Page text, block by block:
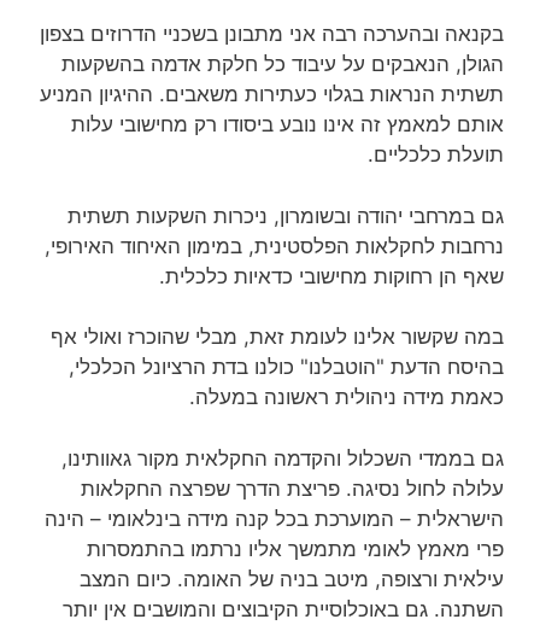
בקנאה ובהערכה רבה אני מתבונן בשכניי הדרוזים בצפון
הגולן, הנאבקים על עיבוד כל חלקת אדמה בהשקעות
תשתית הנראות בגלוי כעתירות משאבים. ההיגיון המניע
אותם למאמץ זה אינו נובע ביסודו רק מחישובי עלות
תועלת כלכליים.
גם במרחבי יהודה ובשומרון, ניכרות השקעות תשתית
נרחבות לחקלאות הפלסטינית, במימון האיחוד האירופי,
שאף הן רחוקות מחישובי כדאיות כלכלית.
במה שקשור אלינו לעומת זאת, מבלי שהוכרז ואולי אף
בהיסח הדעת "הוטבלנו" כולנו בדת הרציונל הכלכלי,
כאמת מידה ניהולית ראשונה במעלה.
גם בממדי השכלול והקדמה החקלאית מקור גאוותינו,
עלולה לחול נסיגה. פריצת הדרך שפרצה החקלאות
הישראלית – המוערכת בכל קנה מידה בינלאומי – הינה
פרי מאמץ לאומי מתמשך אליו נרתמו בהתמסרות
עילאית ורצופה, מיטב בניה של האומה. כיום המצב
השתנה. גם באוכלוסיית הקיבוצים והמושבים אין יותר